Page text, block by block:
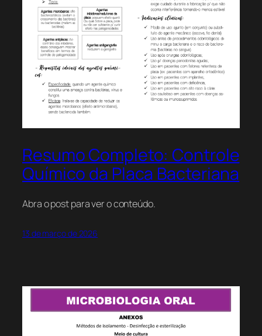
Resumo Completo: Controle
Químico da Placa Bacteriana
Abra o post para ver o conteúdo.
13 de março de 2026